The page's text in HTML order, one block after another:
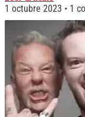
1 octubre 2023
1